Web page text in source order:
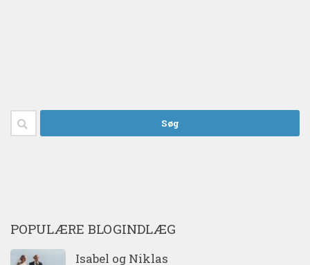
Søg
efter:
POPULÆRE BLOGINDLÆG
Isabel og Niklas